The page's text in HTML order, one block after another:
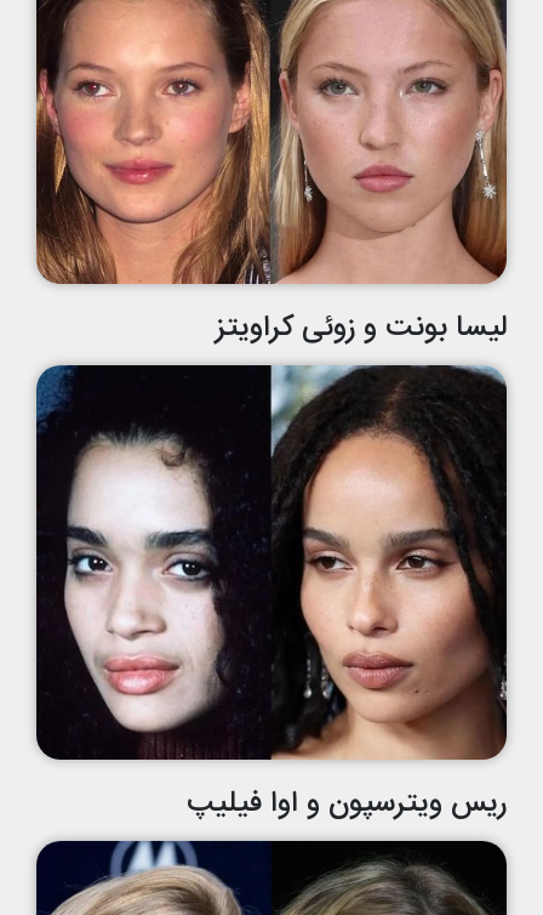
لیسا بونت و زوئی کراویتز
ریس ویترسپون و اوا فیلیپ